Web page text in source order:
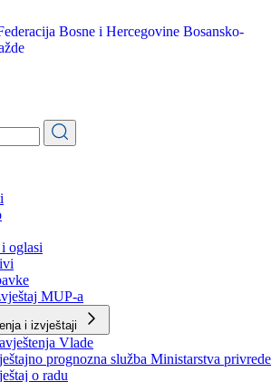
oglasi
MUP-a
i izvještaji